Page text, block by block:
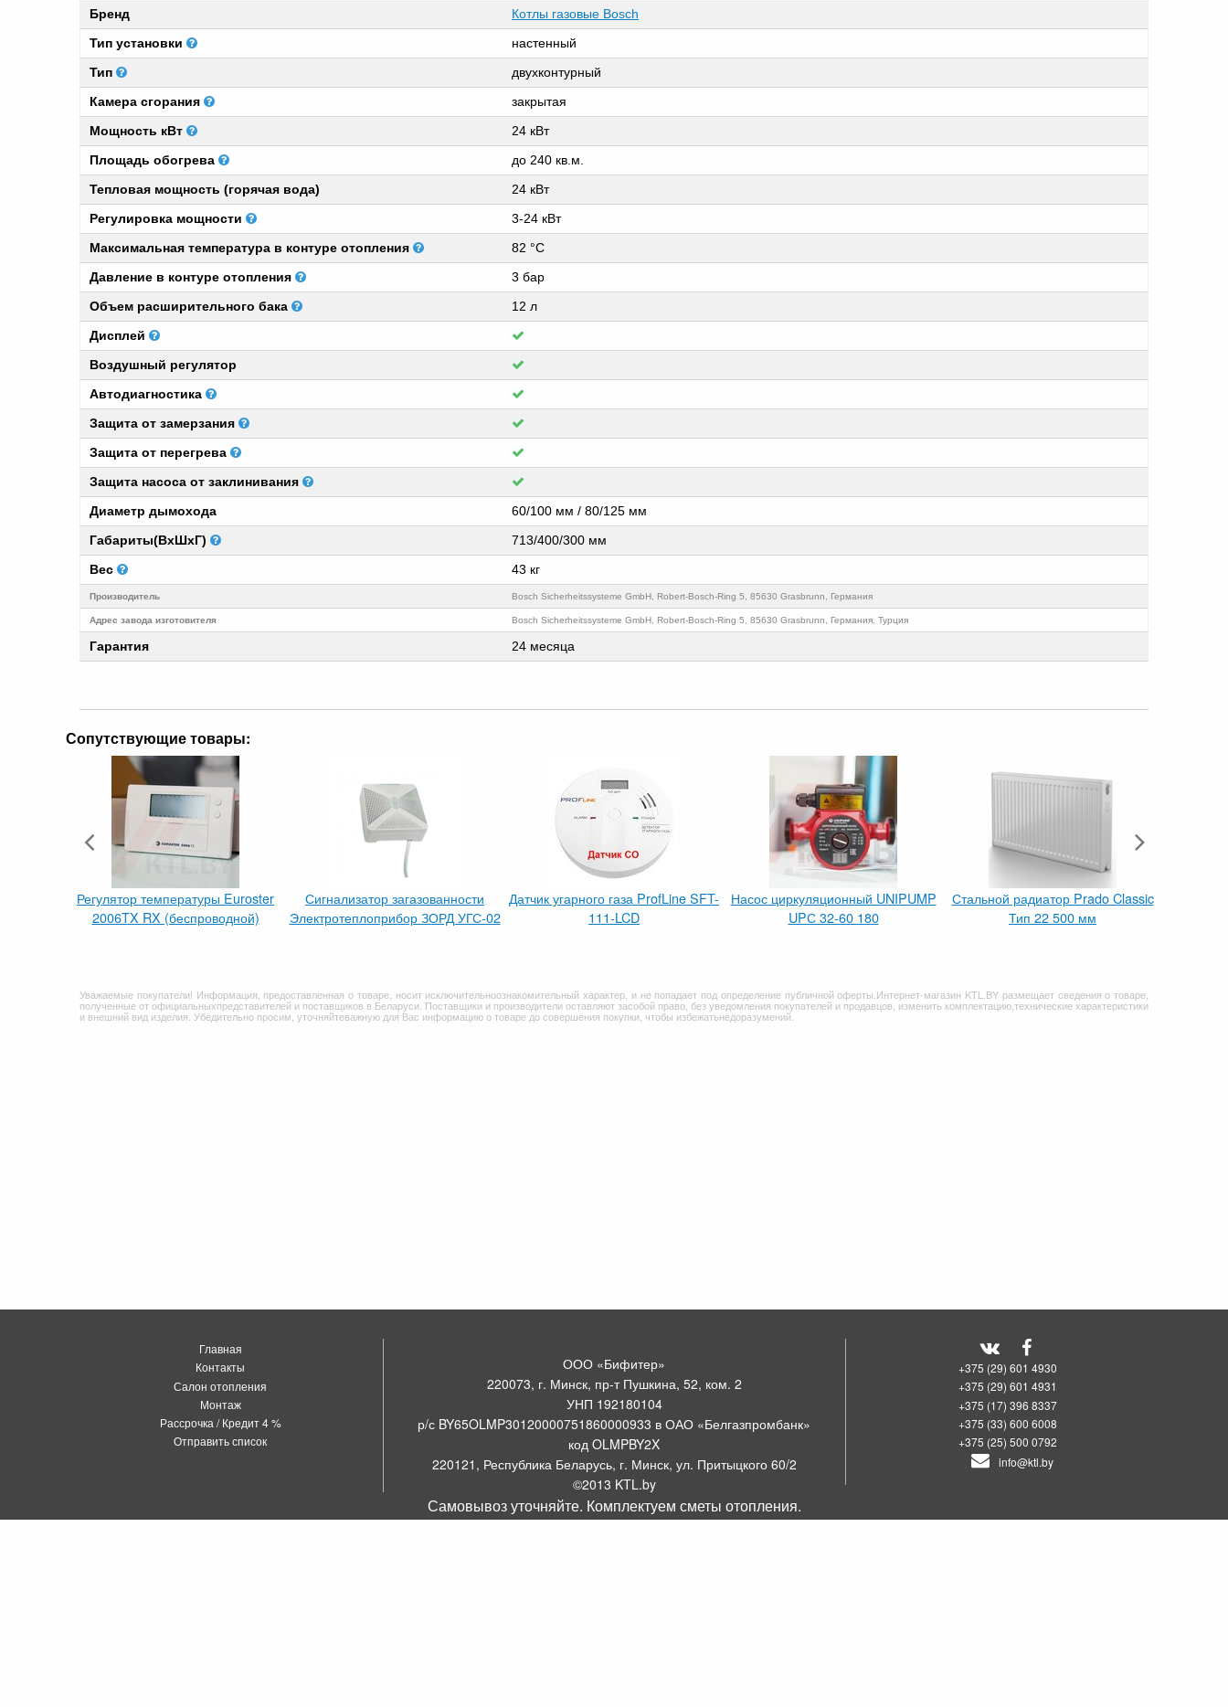
Бренд
Котлы газовые Bosch
Тип установки
настенный
Тип
двухконтурный
Камера сгорания
закрытая
Мощность кВт
24 кВт
Площадь обогрева
до 240 кв.м.
Тепловая мощность (горячая вода)
24 кВт
Регулировка мощности
3-24 кВт
Максимальная температура в контуре отопления
82 °C
Давление в контуре отопления
3 бар
Объем расширительного бака
12 л
Дисплей
Воздушный регулятор
Автодиагностика
Защита от замерзания
Защита от перегрева
Защита насоса от заклинивания
Диаметр дымохода
60/100 мм / 80/125 мм
Габариты(ВхШхГ)
713/400/300 мм
Вес
43 кг
Производитель Bosch Sicherheitssysteme GmbH, Robert-Bosch-Ring 5, 85630 Grasbrunn, Германия
Адрес завода изготовителя Bosch Sicherheitssysteme GmbH, Robert-Bosch-Ring 5, 85630 Grasbrunn, Германия, Турция
Гарантия 24 месяца
Сопутствующие товары:
Регулятор температуры Euroster
2006TX RX (беспроводной)
Сигнализатор загазованности
Электротеплоприбор ЗОРД УГС-02
Датчик угарного газа ProfLine SFT-
111-LCD
Насос циркуляционный UNIPUMP
UPС 32-60 180
Стальной радиатор Prado Classic
Тип 22 500 мм
Уважаемые покупатели! Информация, предоставленная о товаре, носит исключительноознакомительный характер, и не попадает под определение публичной оферты.Интернет-магазин KTL.BY размещает сведения о товаре,
полученные от официальныхпредставителей и поставщиков в Беларуси. Поставщики и производители оставляют засобой право, без уведомления покупателей и продавцов, изменить комплектацию,технические характеристики
и внешний вид изделия. Убедительно просим, уточняйтеважную для Вас информацию о товаре до совершения покупки, чтобы избежатьнедоразумений.
Главная
Контакты
Салон отопления
Монтаж
Рассрочка / Кредит 4 %
Отправить список
ООО «Бифитер»
220073, г. Минск, пр-т Пушкина, 52, ком. 2
УНП 192180104
р/с BY65OLMP30120000751860000933 в ОАО «Белгазпромбанк»
код OLMPBY2X
220121, Республика Беларусь, г. Минск, ул. Притыцкого 60/2
©2013 KTL.by
Пн-Пт:10:05-17:30Сб:11:00-13:00
+375 (29) 601 4930
+375 (29) 601 4931
+375 (17) 396 8337
+375 (33) 600 6008
+375 (25) 500 0792
info@ktl.by
Самовывоз уточняйте. Комплектуем сметы отопления.